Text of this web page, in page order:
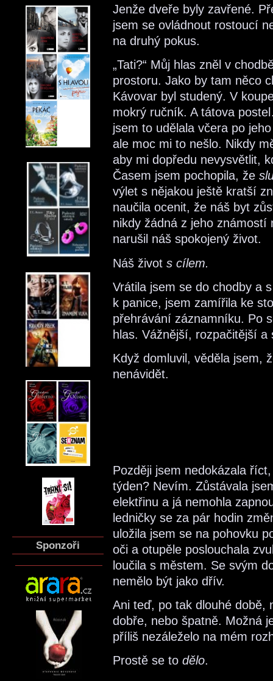
Sponzoři
Jenže dveře byly zavřené.
jsem se ovládnout rostoucí
na druhý pokus.
„Tati?“ Můj hlas zněl v
prostoru. Jako by tam něco
Kávovar byl studený. V
mokrý ručník. A tátova
jsem to udělala včera po
ale moc mi to nešlo. Nikdy
aby mi dopředu nevysvětlit,
Časem jsem pochopila, že
výlet s nějakou ještě kratší
naučila ocenit, že náš byt
nikdy žádná z jeho známostí
narušil náš spokojený život.
Náš život s cílem.
Vrátila jsem se do chodby a
k panice, jsem zamířila ke
přehrávání záznamníku. Po
hlas. Vážnější, rozpačitější
Když domluvil, věděla jsem,
nenávidět.
Později jsem nedokázala
týden? Nevím. Zůstávala
elektřinu a já nemohla
ledničky se za pár hodin
uložila jsem se na pohovku
oči a otupěle poslouchala
loučila s městem. Se svým
nemělo být jako dřív.
Ani teď, po tak dlouhé době,
dobře, nebo špatně. Možná
příliš nezáleželo na mém
Prostě se to dělo.